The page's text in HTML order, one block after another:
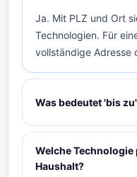
Ja. Mit PLZ und Ort
Technologien. Für
vollständige Adresse
Was bedeutet 'bis
Welche Technologie
Haushalt?